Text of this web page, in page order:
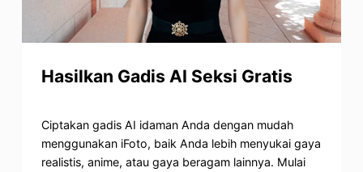
Hasilkan Gadis AI Seksi Gratis
Ciptakan gadis AI idaman Anda dengan mudah
menggunakan iFoto, baik Anda lebih menyukai gaya
realistis, anime, atau gaya beragam lainnya. Mulai